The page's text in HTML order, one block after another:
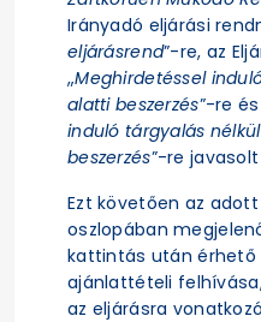
Irányadó eljárási
eljárásrend”-re, az
„Meghirdetéssel
alatti beszerzés”-re és
induló tárgyalás
beszerzés”-re javasolt
Ezt követően az adott
oszlopában
kattintás után érhető
ajánlattételi
az eljárásra